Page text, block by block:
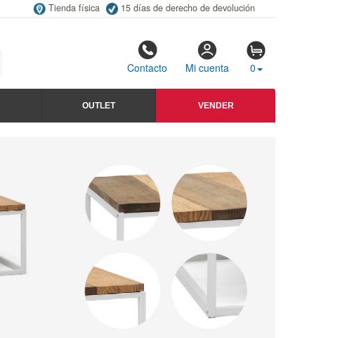
Tienda física 15 días de derecho de devolución
Contacto Mi cuenta 0
OUTLET VENDER